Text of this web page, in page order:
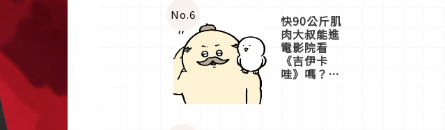
No.6 快90公斤肌
肉大叔能進
電影院看
《吉伊卡
哇》嗎？日